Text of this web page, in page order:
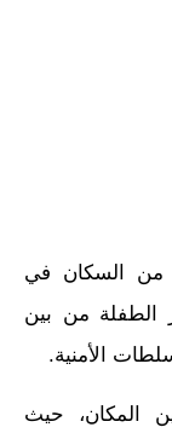
من السكان في
الطفلة من بين
الأمنية.
المكان، حيث